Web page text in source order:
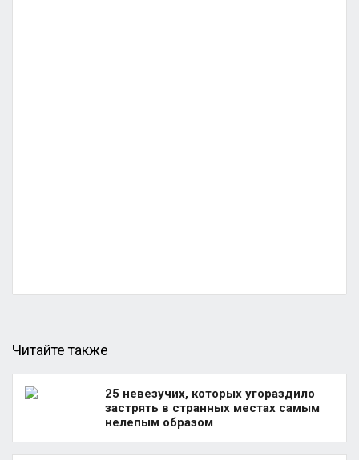
Читайте также
25 невезучих, которых угораздило
застрять в странных местах самым
нелепым образом